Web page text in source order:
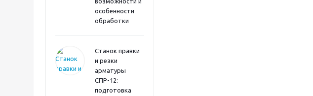
особенности
обработки
Станок правки
и резки
арматуры
СПР-12:
подготовка